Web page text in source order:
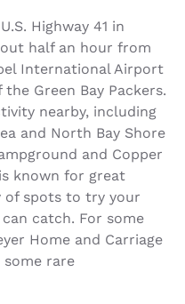
Highway 41 in
half an hour from
International Airport
Green Bay Packers.
nearby, including
and North Bay Shore
and Copper
known for great
of spots to try your
catch. For some
Home and Carriage
some rare